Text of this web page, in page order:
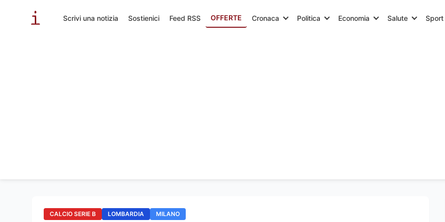
Scrivi una notizia Sostienici Feed RSS OFFERTE Cronaca Politica Economia Salute Sport
CALCIO SERIE B LOMBARDIA MILANO